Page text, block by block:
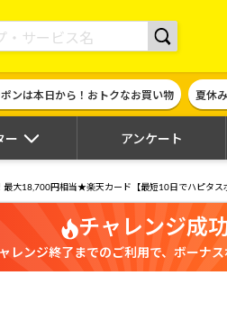
ト券に交換できるポイントサイト | ハピタス
ンは本日から！おトクなお買い物 夏休
ー アンケート
大18,700円相当★楽天カード【最短10日でハピタス
チャレンジ成
レンジ終了までのご利用で、ボーナ